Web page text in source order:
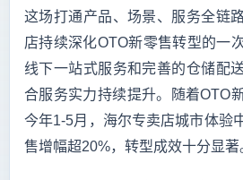
这场打通产品、场景、服务全链
店持续深化OTO新零售转型的一
线下一站式服务和完善的仓储配
合服务实力持续提升。随着OTO
今年1-5月，海尔专卖店城市体验
售增幅超20%，转型成效十分显著